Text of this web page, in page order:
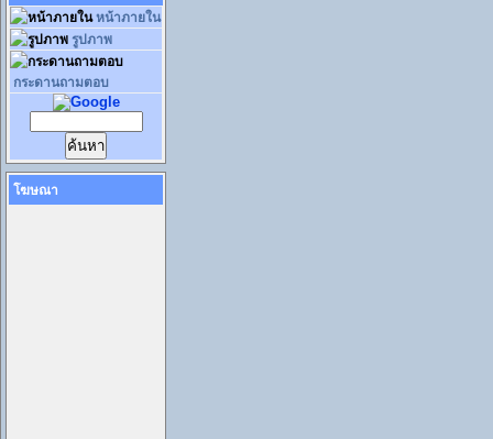
หน้าภายใน
รูปภาพ
กระดานถามตอบ
โฆษณา